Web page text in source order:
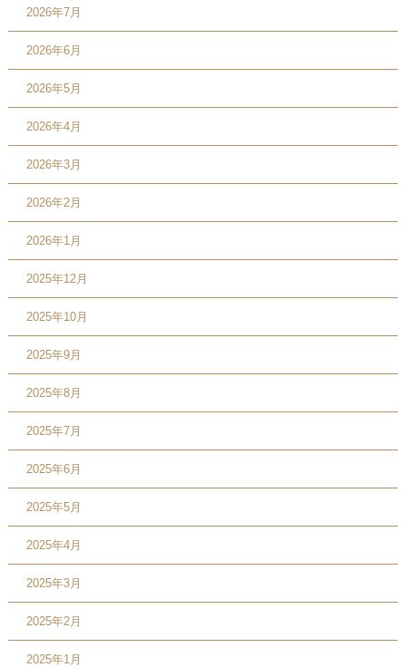
2026年7月
2026年6月
2026年5月
2026年4月
2026年3月
2026年2月
2026年1月
2025年12月
2025年10月
2025年9月
2025年8月
2025年7月
2025年6月
2025年5月
2025年4月
2025年3月
2025年2月
2025年1月